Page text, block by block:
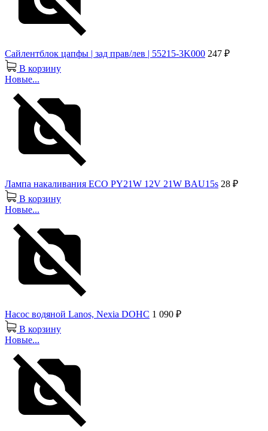
Сайлентблок цапфы | зад прав/лев | 55215-3K000 247 ₽
В корзину
Новые...
Лампа накаливания ECO PY21W 12V 21W BAU15s 28 ₽
В корзину
Новые...
Насос водяной Lanos, Nexia DOHC 1 090 ₽
В корзину
Новые...